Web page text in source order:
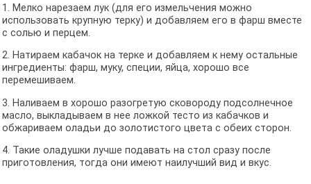
1. Мелко нарезаем лук (для его измельчения можно
использовать крупную терку) и добавляем его в фарш вместе
с солью и перцем.
2. Натираем кабачок на терке и добавляем к нему остальные
ингредиенты: фарш, муку, специи, яйца, хорошо все
перемешиваем.
3. Наливаем в хорошо разогретую сковороду подсолнечное
масло, выкладываем в нее ложкой тесто из кабачков и
обжариваем оладьи до золотистого цвета с обеих сторон.
4. Такие оладушки лучше подавать на стол сразу после
приготовления, тогда они имеют наилучший вид и вкус.